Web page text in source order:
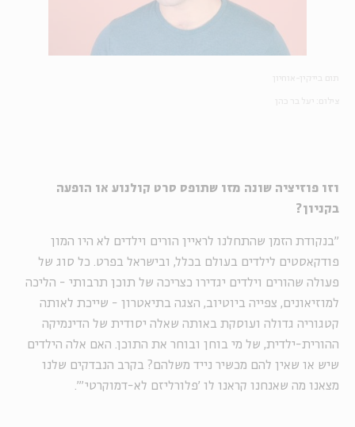
וזו פוזיציה שונה מזו שתופס סרט קולנוע או הופעה
בקניון?
"בנקודת הזמן שהתחלנו לראיין הורים וילדים לא היו המון
פודקאסטים לילדים בעולם בכלל, ובישראל בפרט. כל סוג של
פעולה שהורים וילדים יגדירו כצריכה של תוכן תרבותי - הליכה
למוזיאונים, צפייה ביוטיוב, הצגה בתיאטרון - שייכת לאותה
קטגוריה גדולה ועוסקת באותה שאלה יסודית של הדינמיקה
ההורית-ילדית, של מי בוחן ובוחר את התוכן. האם אלה הילדים
שיש או שאין להם מכשיר נייד משלהם? בקרב הנבדקים שלנו
מצאנו מה שאנחנו קראנו לו 'פלורליזם לא-דמוקרטי'".